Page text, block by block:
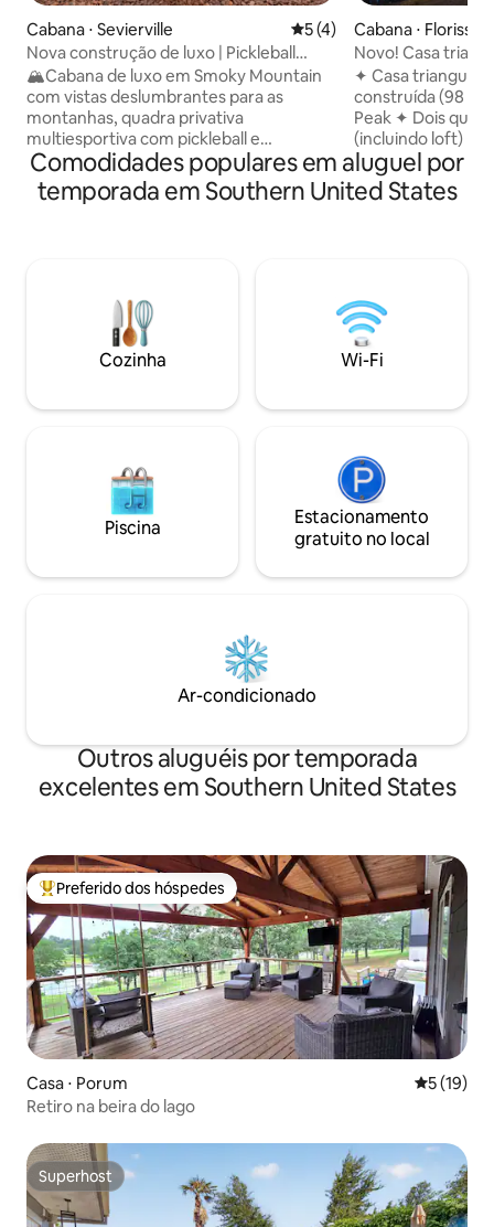
Cabana ⋅ Sevierville 5 de uma avaliação média
5 (4)
Nova construção de luxo | Pickleball
privativo + vista para as montanhas
🏔️Cabana de luxo em Smoky Mountain
com vistas deslumbrantes para as
montanhas, quadra privativa
multiesportiva com pickleball e
basquete, conjunto de brinquedos para
crianças, banheira de hidromassagem,
lareira acolhedora com balanços na
apreciando a paisagem da montanha.
Relaxe na banheira de hidromassagem
sob as estrelas e reúna-se ao redor da
fogueira para criar memórias
quartos combina conforto de alto nível
Cabana ⋅
Novo! Casa
montanhas |
hidromassagem
✦ Casa
construída (98
Peak ✦ Dois
(incluindo loft) ✦
as montanhas ✦
hidromassagem
jogos e cinema
premiada e muito
com lareira a gás,
ao ar livre ✦
completa com
estimação
Comodidades populares em aluguel por
temporada em Southern United States
Cozinha Wi-Fi
Piscina
Estacionamento
gratuito no local
Ar-condicionado
Outros aluguéis por temporada
excelentes em Southern United States
Entre os melhores preferidos dos hóspedes
Preferido dos hóspedes
Casa ⋅ Porum 5 de uma
5 (19)
Retiro na beira do lago
Superhost
Superhost